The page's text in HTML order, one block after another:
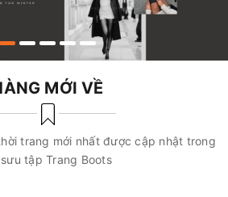
MỚI VỀ
trang mới nhất được cập nhật trong
tập Trang Boots